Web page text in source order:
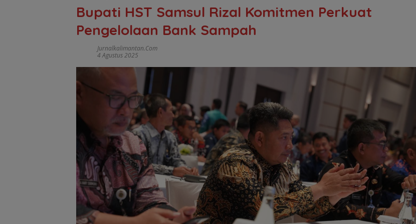
Bupati HST Samsul Rizal Komitmen Perkuat
Pengelolaan Bank Sampah
Jurnalkalimantan.com
4 Agustus 2025